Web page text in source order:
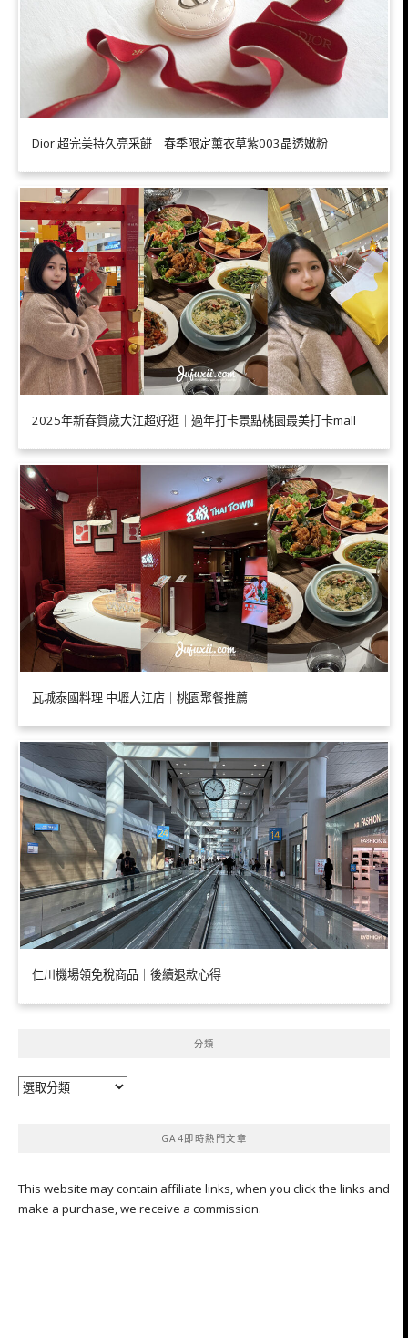
Dior 超完美持久亮采餅｜春季限定薰衣草紫003晶透嫩粉
2025年新春賀歲大江超好逛｜過年打卡景點桃園最美打卡mall
瓦城泰國料理 中壢大江店｜桃園聚餐推薦
仁川機場領免稅商品｜後續退款心得
分類
分
GA4即時熱門文章
This website may contain affiliate links, when you click the links and
make a purchase, we receive a commission.